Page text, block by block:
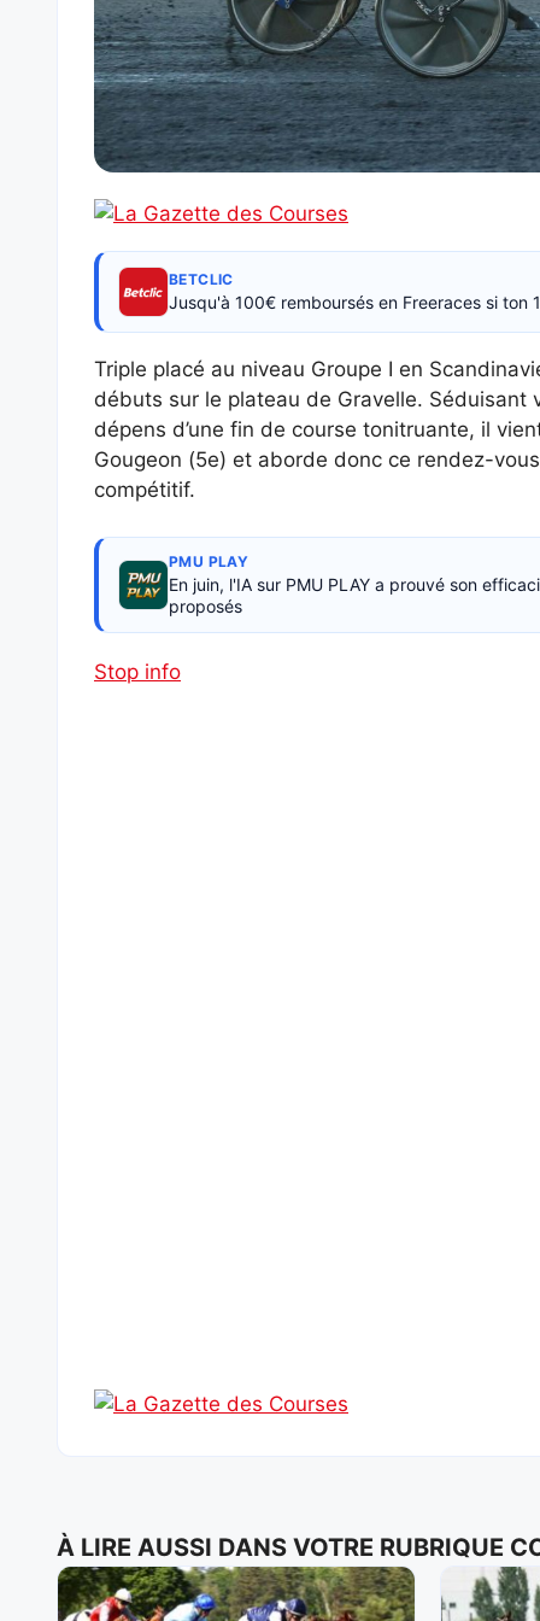
BETCLIC
Jusqu'à 100€ remboursés en Freeraces si ton
Triple placé au niveau Groupe I en
débuts sur le plateau de Gravelle. Séduisant
dépens d’une fin de course tonitruante, il
Gougeon (5e) et aborde donc ce rendez-
compétitif.
PMU PLAY
En juin, l'IA sur PMU PLAY a prouvé son
proposés
Stop info
À LIRE AUSSI DANS VOTRE RUBRIQUE